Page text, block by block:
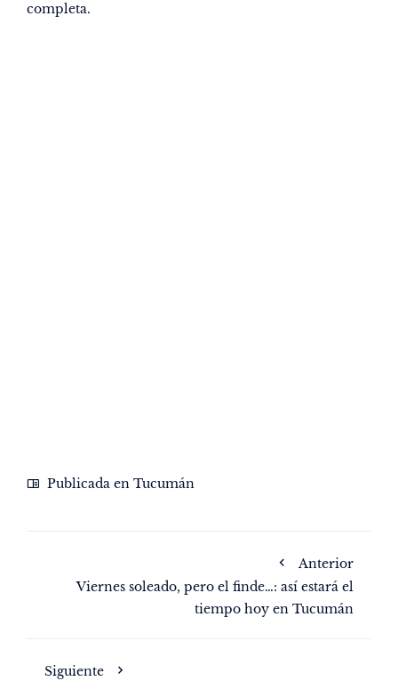
completa.
Publicada en Tucumán
Anterior
Viernes soleado, pero el finde…: así estará el
tiempo hoy en Tucumán
Siguiente